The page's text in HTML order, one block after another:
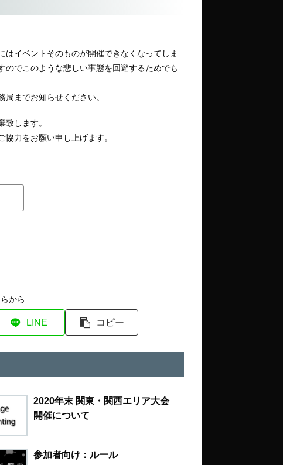
イベントそのものが開催できなくなってしま
のでこのような悲しい事態を回避するためでも
までお知らせください。
します。
力をお願い申し上げます。
から
LINE コピー
2020年末 関東・関西エリア大会
開催について
参加者向け：ルール